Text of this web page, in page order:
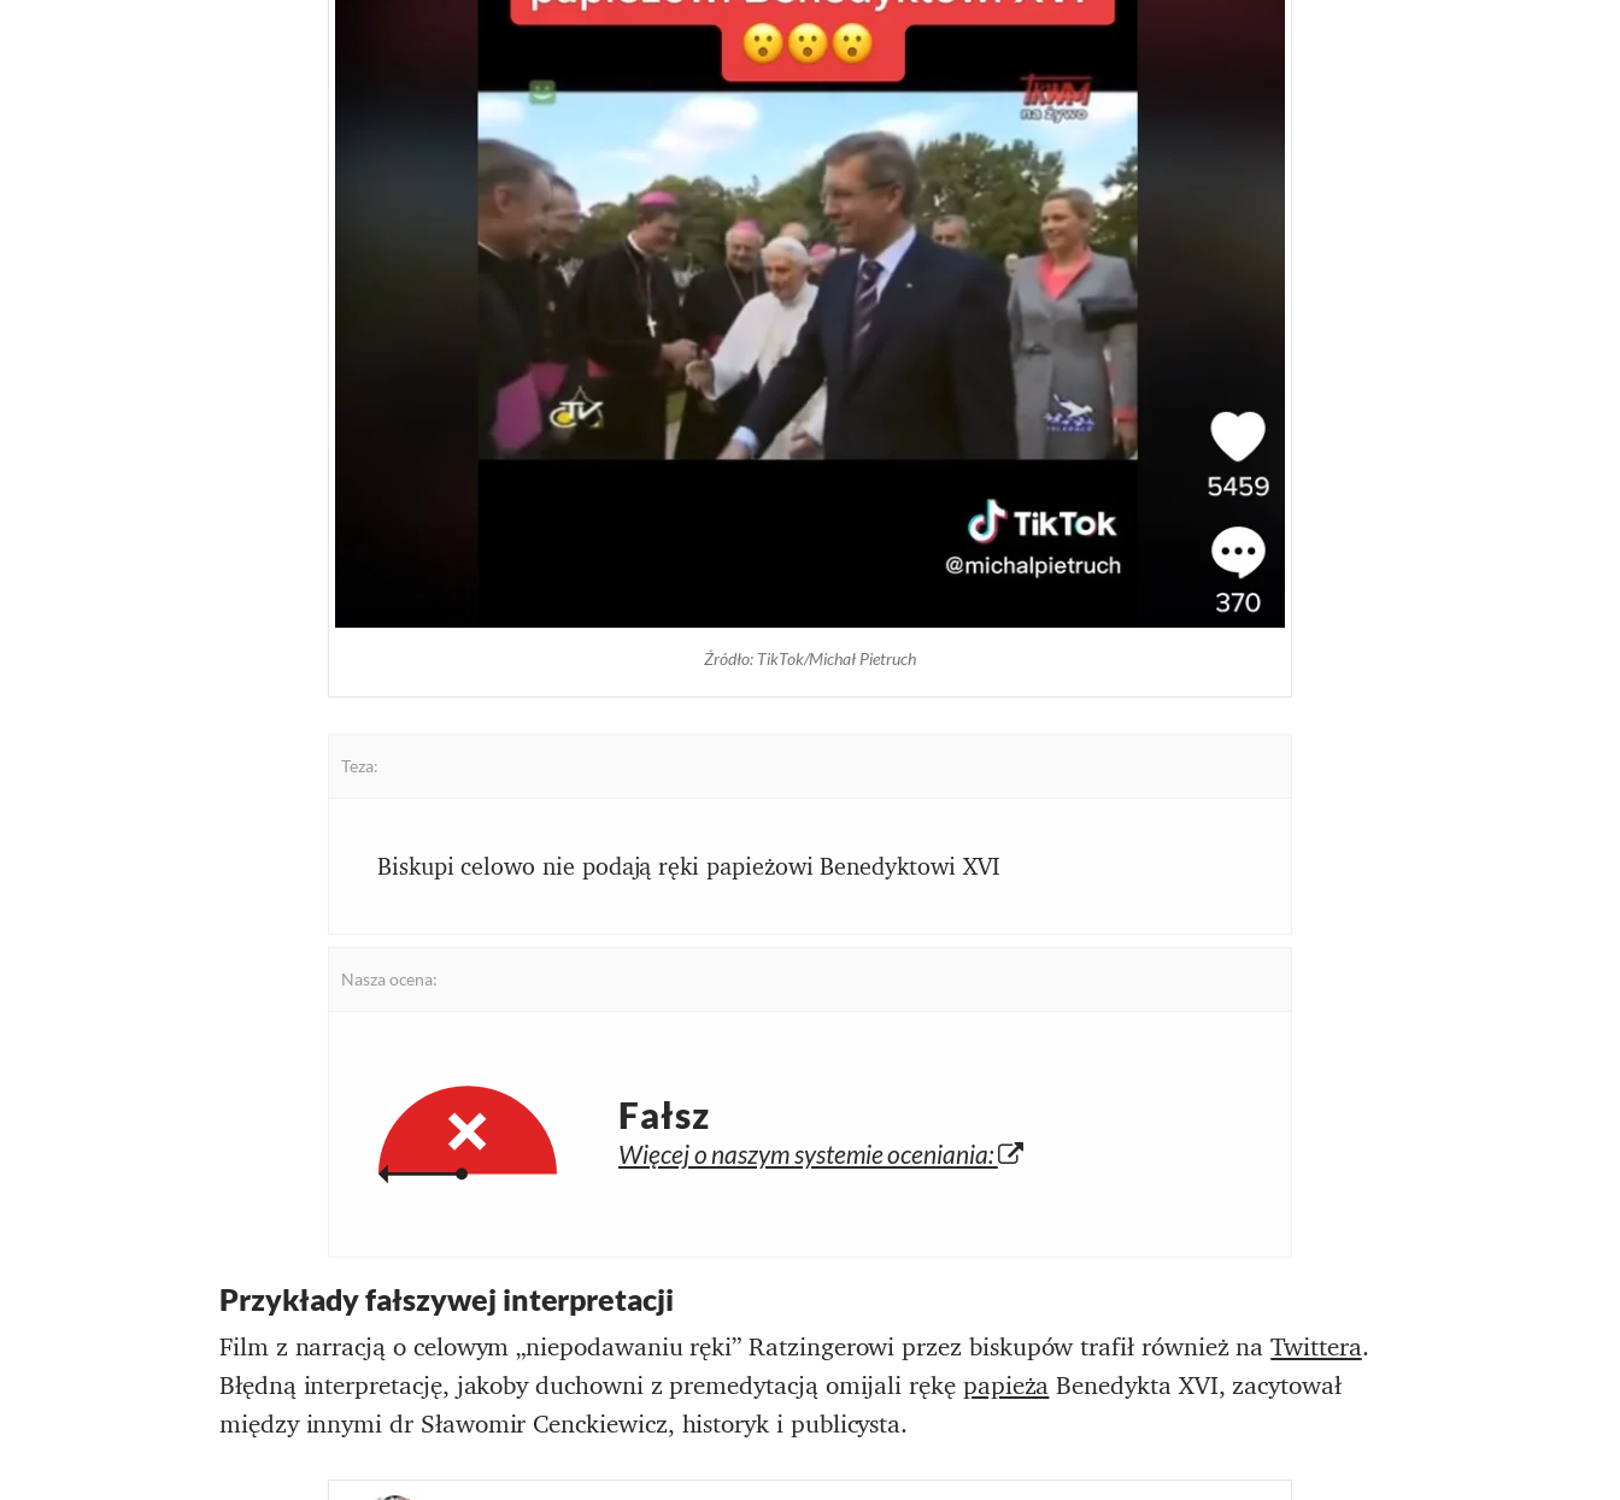
Źródło: TikTok/Michał Pietruch
Teza:
Biskupi celowo nie podają ręki papieżowi Benedyktowi XVI
Nasza ocena:
Fałsz
Więcej o naszym systemie oceniania:
Przykłady fałszywej interpretacji
Film z narracją o celowym „niepodawaniu ręki” Ratzingerowi przez biskupów trafił również naTwittera.
Błędną interpretację, jakoby duchowni z premedytacją omijali rękępapieżaBenedykta XVI, zacytował
między innymi dr Sławomir Cenckiewicz, historyk i publicysta.